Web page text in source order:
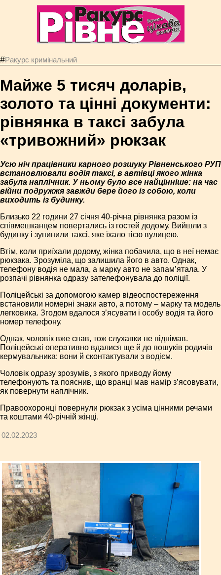
#Ракурс кримінальний
Майже 5 тисяч доларів,
золото та цінні документи:
рівнянка в таксі забула
«тривожний» рюкзак
Усю ніч працівники карного розшуку Рівненського РУП
встановлювали водія таксі, в автівці якого жінка
забула наплічник. У ньому було все найцінніше: на час
війни подружжя завжди бере його із собою, коли
виходить із будинку.
Близько 22 години 27 січня 40-річна рівнянка разом із
співмешканцем повертались із гостей додому. Вийшли з
будинку і зупинили таксі, яке їхало тією вулицею.
Втім, коли приїхали додому, жінка побачила, що в неї немає
рюкзака. Зрозуміла, що залишила його в авто. Однак,
телефону водія не мала, а марку авто не запам’ятала. У
розпачі рівнянка одразу зателефонувала до поліції.
Поліцейські за допомогою камер відеоспостереження
встановили номерні знаки авто, а потому – марку та модель
легковика. Згодом вдалося з’ясувати і особу водія та його
номер телефону.
Однак, чоловік вже спав, тож слухавки не піднімав.
Поліцейські оперативно вдалися ще й до пошуків родичів
кермувальника: вони й сконтактували з водієм.
Чоловік одразу зрозумів, з якого приводу йому
телефонують та пояснив, що вранці мав намір з’ясовувати,
як повернути наплічник.
Правоохоронці повернули рюкзак з усіма цінними речами
та коштами 40-річній жінці.
02.02.2023